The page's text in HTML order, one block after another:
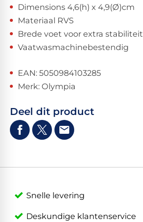
Dimensions 4,6(h) x 4,9(Ø)cm
Materiaal RVS
Brede voet voor extra stabiliteit
Vaatwasmachinebestendig
EAN: 5050984103285
Merk: Olympia
Deel dit product
Snelle levering
Deskundige klantenservice